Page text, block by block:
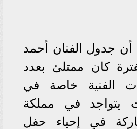
أن جدول الفنان أحمد
كان ممتلئ بعدد
الفنية خاصة في
يتواجد في مملكة
في إحياء حفل